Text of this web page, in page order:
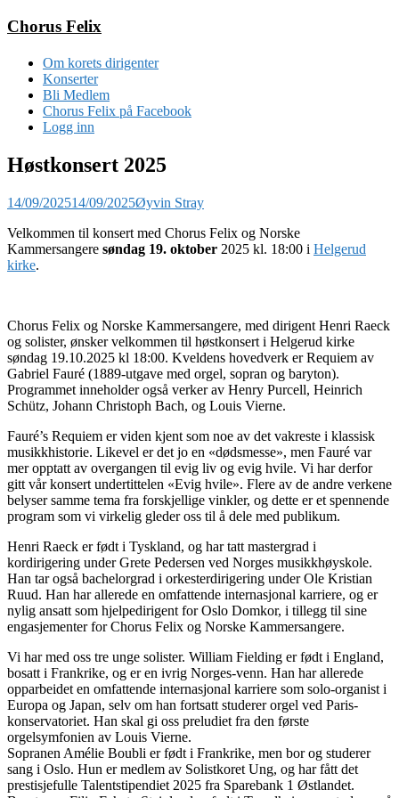
Gå
innhold
Chorus Felix
Om korets dirigenter
Konserter
Bli Medlem
Chorus Felix på Facebook
Logg inn
Høstkonsert 2025
14/09/202514/09/2025Øyvin Stray
Velkommen til konsert med Chorus Felix og Norske
Kammersangere søndag 19. oktober 2025 kl. 18:00 i Helgerud
kirke.
Chorus Felix og Norske Kammersangere, med dirigent Henri Raeck
og solister, ønsker velkommen til høstkonsert i Helgerud kirke
søndag 19.10.2025 kl 18:00. Kveldens hovedverk er Requiem av
Gabriel Fauré (1889-utgave med orgel, sopran og baryton).
Programmet inneholder også verker av Henry Purcell, Heinrich
Schütz, Johann Christoph Bach, og Louis Vierne.
Fauré’s Requiem er viden kjent som noe av det vakreste i klassisk
musikkhistorie. Likevel er det jo en «dødsmesse», men Fauré var
mer opptatt av overgangen til evig liv og evig hvile. Vi har derfor
gitt vår konsert undertittelen «Evig hvile». Flere av de andre verkene
belyser samme tema fra forskjellige vinkler, og dette er et spennende
program som vi virkelig gleder oss til å dele med publikum.
Henri Raeck er født i Tyskland, og har tatt mastergrad i
kordirigering under Grete Pedersen ved Norges musikkhøyskole.
Han tar også bachelorgrad i orkesterdirigering under Ole Kristian
Ruud. Han har allerede en omfattende internasjonal karriere, og er
nylig ansatt som hjelpedirigent for Oslo Domkor, i tillegg til sine
engasjementer for Chorus Felix og Norske Kammersangere.
Vi har med oss tre unge solister. William Fielding er født i England,
bosatt i Frankrike, og er en ivrig Norges-venn. Han har allerede
opparbeidet en omfattende internasjonal karriere som solo-organist i
Europa og Japan, selv om han fortsatt studerer orgel ved Paris-
konservatoriet. Han skal gi oss preludiet fra den første
orgelsymfonien av Louis Vierne.
Sopranen Amélie Boubli er født i Frankrike, men bor og studerer
sang i Oslo. Hun er medlem av Solistkoret Ung, og har fått det
prestisjefulle Talentstipendiet 2025 fra Sparebank 1 Østlandet.